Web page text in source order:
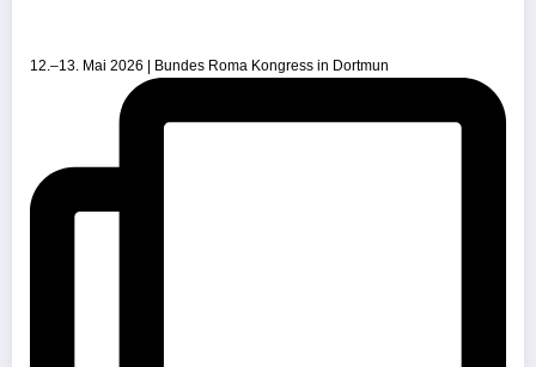
12.–13. Mai 2026 | Bundes Roma Kongress in Dortmun